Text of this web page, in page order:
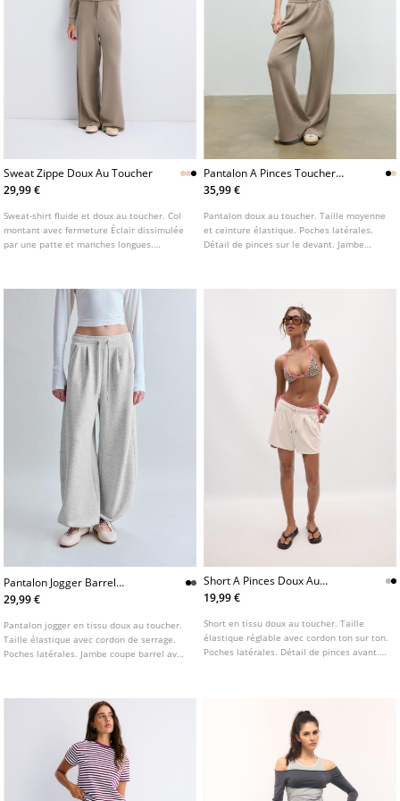
Sweat Zippe Doux Au Toucher
29,99 €
Sweat-shirt fluide et doux au toucher. Col
montant avec fermeture Éclair dissimulée
par une patte et manches longues.
Pantalon A Pinces Toucher
Doux
35,99 €
Pantalon doux au toucher. Taille moyenne
et ceinture élastique. Poches latérales.
Détail de pinces sur le devant. Jambe
Pantalon Jogger Barrel
Toucher Doux A Stoppers
29,99 €
Pantalon jogger en tissu doux au toucher.
Taille élastique avec cordon de serrage.
Poches latérales. Jambe coupe barrel avec
Short A Pinces Doux Au
Toucher
19,99 €
Short en tissu doux au toucher. Taille
élastique réglable avec cordon ton sur ton.
Poches latérales. Détail de pinces avant.